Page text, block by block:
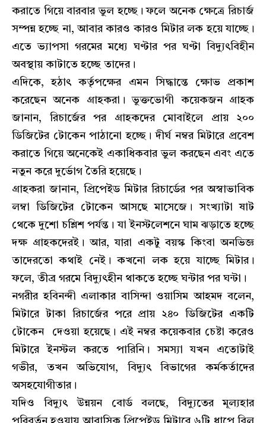
করাতে গিয়ে বারবার ভুল হচ্ছে। ফলে অনেক ক্ষেত্রে রিচার্জ
সম্পন্ন হচ্ছে না, আবার কারও কারও মিটার লক হয়ে যাচ্ছে।
এতে ভ্যাপসা গরমের মধ্যে ঘণ্টার পর ঘণ্টা বিদ্যুৎবিহীন
অবস্থায় কাটাতে হচ্ছে তাদের।
এদিকে, হঠাৎ কর্তৃপক্ষের এমন সিদ্ধান্তে ক্ষোভ প্রকাশ
করেছেন অনেক গ্রাহকরা। ভুক্তভোগী কয়েকজন গ্রাহক
জানান, রিচার্জের পর গ্রাহকদের মোবাইলে প্রায় ২০০
ডিজিটের টোকেন পাঠানো হচ্ছে। দীর্ঘ নম্বর মিটারে প্রবেশ
করাতে গিয়ে অনেকেই একাধিকবার ভুল করছেন এবং এতে
নতুন করে দুর্ভোগ তৈরি হয়েছে।
গ্রাহকরা জানান, প্রিপেইড মিটার রিচার্ডের পর অস্বাভাবিক
লম্বা ডিজিটের টোকেন আসছে মাসেজে। সংখ্যাটা ষাট
থেকে দুশো চশ্লিশ পর্যন্ত। যা ইনস্টলেশনে ঘাম ঝড়াতে হচ্ছে
দক্ষ গ্রাহকদেরই। আর, যারা একটু বয়স্ক কিংবা অনভিজ্ঞ
তাদেরতো কথাই নেই। কখনো লক হয়ে যাচ্ছে মিটার।
ফলে, তীব্র গরমে বিদ্যুৎহীন থাকতে হচ্ছে ঘন্টার পর ঘন্টা।
নগরীর হবিনন্দী এলাকার বাসিন্দা ওয়াসিম আহমদ বলেন,
মিটারে টাকা রিচার্জের পরে প্রায় ২৪০ ডিজিটের একটি
টোকেন দেওয়া হয়েছে। এই নম্বর কয়েকবার চেষ্টা করেও
মিটারে ইনস্টল করতে পারিনি। সমস্যা যখন এতোটাই
গভীর, তখন অভিযোগ, বিদ্যুৎ বিভাগের কর্মকর্তাদের
অসহযোগীতার।
যদিও বিদ্যুৎ উন্নয়ন বোর্ড বলছে, বিদ্যুতের মূল্যহার